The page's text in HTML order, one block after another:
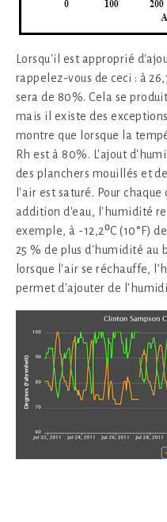
Lorsqu'il est approprié
rappelez-vous de ceci : à
sera de 80%. Cela se
mais il existe des
montre que lorsque la
Rh est à 80%. L'ajout
des planchers mouillés et
l'air est saturé. Pour
addition d'eau, l'humidité
exemple, à -12,2⁰C (10°F)
25 % de plus d'humidité au
lorsque l'air se réchauffe,
permet d'ajouter de